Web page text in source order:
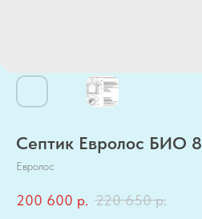
Септик Евролос БИО 8
Евролос
200 600 р. 220 650 р.